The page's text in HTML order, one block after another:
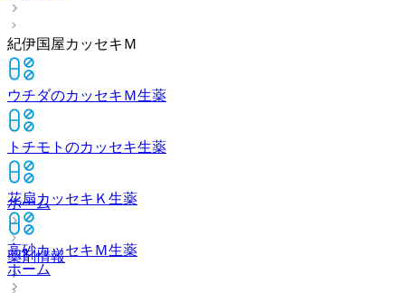
紀伊国屋カッセキＭ
ウチダのカッセキＭ生薬
トチモトのカッセキ生薬
花扇カッセキＫ 生薬
高砂カッセキＭ生薬
ホーム
ホーム
薬剤情報